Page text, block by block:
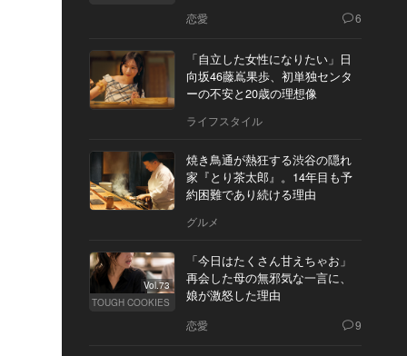
恋愛 6
「自立した女性になりたい」日
向坂46藤嶌果歩、初単独センタ
ーの不安と20歳の理想像
ライフスタイル
焼き鳥通が熱狂する渋谷の隠れ
家『とり茶太郎』。14年目も予
約困難であり続ける理由
グルメ
Vol.73
TOUGH COOKIES
「今日はたくさん甘えちゃお」
再会した母の無邪気な一言に、
娘が激怒した理由
恋愛 9